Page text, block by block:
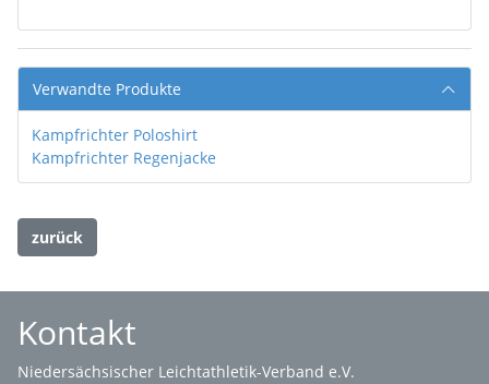
Verwandte Produkte
Kampfrichter Poloshirt
Kampfrichter Regenjacke
zurück
Kontakt
Niedersächsischer Leichtathletik-Verband e.V.